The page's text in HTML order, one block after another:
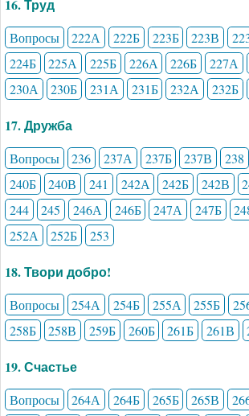
16. Труд
Вопросы 222А 222Б 223Б 223В
224Б
225А 225Б 226А 226Б 227А
230А
230Б 231А 231Б 232А 232Б
17. Дружба
Вопросы 236 237А 237Б 237В 238
240Б
240В 241 242А 242Б 242В
244
245 246А 246Б 247А 247Б
252А
252Б 253
18. Твори добро!
Вопросы 254А 254Б 255А 255Б
258Б
258В 259Б 260Б 261Б 261В
19. Счастье
Вопросы 264А 264Б 265Б 265В